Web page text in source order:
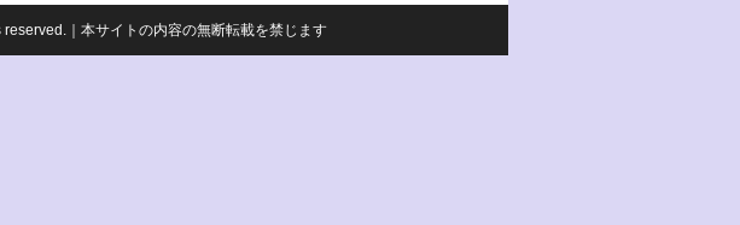
｜本サイトの内容の無断転載を禁じます